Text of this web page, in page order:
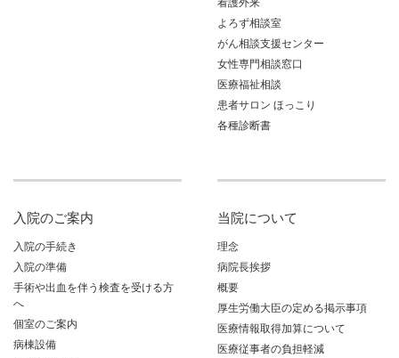
看護外来
よろず相談室
がん相談支援センター
女性専門相談窓口
医療福祉相談
患者サロン ほっこり
各種診断書
入院のご案内
入院の手続き
入院の準備
手術や出血を伴う検査を受ける方
へ
個室のご案内
病棟設備
当院について
理念
病院長挨拶
概要
厚生労働大臣の定める掲示事項
医療情報取得加算について
医療従事者の負担軽減